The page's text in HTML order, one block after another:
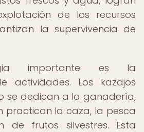
de los recursos
la supervivencia de
importante es la
actividades. Los kazajos
se dedican a la ganadería,
practican la caza, la pesca
de frutos silvestres. Esta